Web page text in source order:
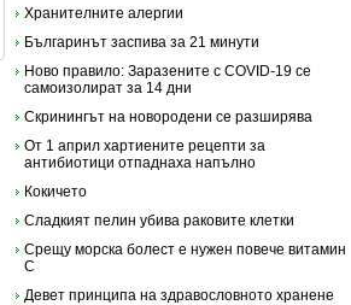
Хранителните алергии
Българинът заспива за 21 минути
Ново правило: Заразените с COVID-19 се
самоизолират за 14 дни
Скринингът на новородени се разширява
От 1 април хартиените рецепти за
антибиотици отпаднаха напълно
Кокичето
Сладкият пелин убива раковите клетки
Срещу морска болест е нужен повече витамин
С
Девет принципа на здравословното хранене